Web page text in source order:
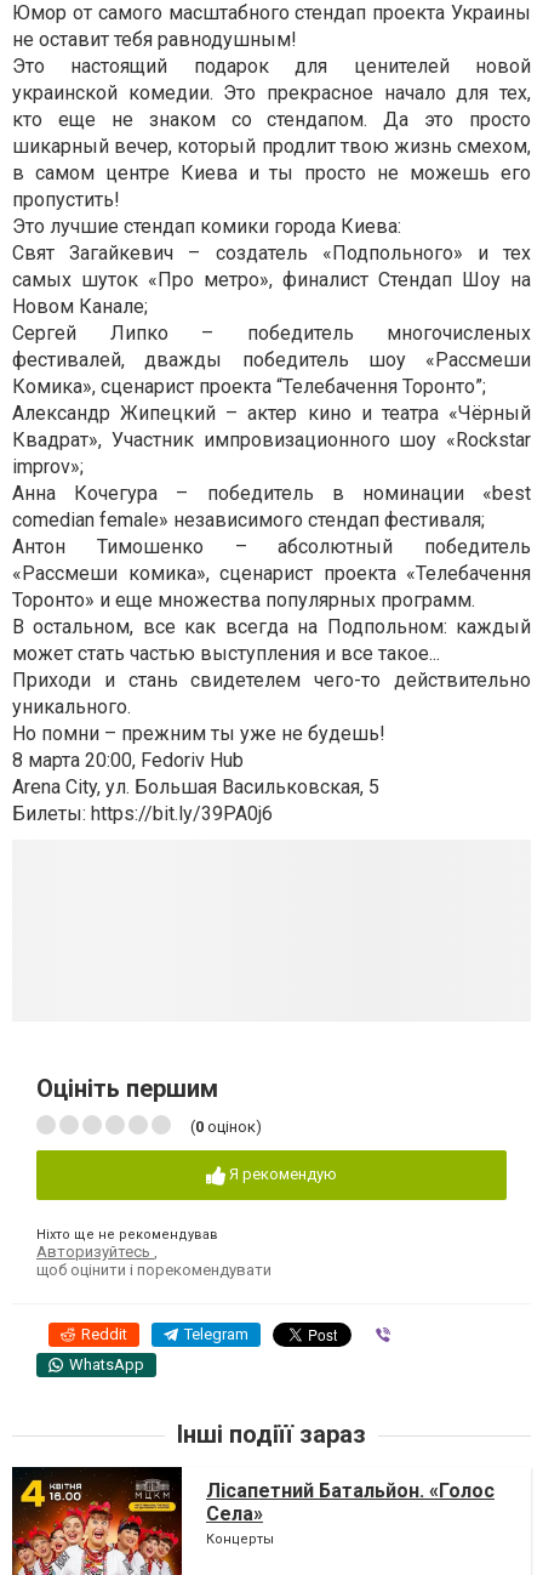
Юмор от самого масштабного стендап проекта Украины
не оставит тебя равнодушным!
Это настоящий подарок для ценителей новой
украинской комедии. Это прекрасное начало для тех,
кто еще не знаком со стендапом. Да это просто
шикарный вечер, который продлит твою жизнь смехом,
в самом центре Киева и ты просто не можешь его
пропустить!
Это лучшие стендап комики города Киева:
Свят Загайкевич – создатель «Подпольного» и тех
самых шуток «Про метро», финалист Стендап Шоу на
Новом Канале;
Сергей Липко – победитель многочисленых
фестивалей, дважды победитель шоу «Рассмеши
Комика», сценарист проекта “Телебачення Торонто”;
Александр Жипецкий – актер кино и театра «Чёрный
Квадрат», Участник импровизационного шоу «Rockstar
improv»;
Анна Кочегура – победитель в номинации «best
comedian female» независимого стендап фестиваля;
Антон Тимошенко – абсолютный победитель
«Рассмеши комика», сценарист проекта «Телебачення
Торонто» и еще множества популярных программ.
В остальном, все как всегда на Подпольном: каждый
может стать частью выступления и все такое...
Приходи и стань свидетелем чего-то действительно
уникального.
Но помни – прежним ты уже не будешь!
8 марта 20:00, Fedoriv Hub
Arena City, ул. Большая Васильковская, 5
Билеты: https://bit.ly/39PA0j6
Оцініть першим
(0 оцінок)
Я рекомендую
Ніхто ще не рекомендував
Авторизуйтесь
щоб оцінити і порекомендувати
Reddit Telegram
WhatsApp
Інші подіїї зараз
Лісапетний Батальйон. «Голос
Села»
Концерты